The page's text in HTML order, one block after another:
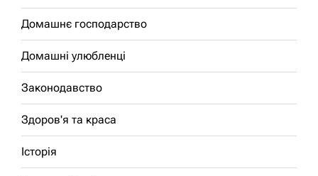
Домашнє господарство
Домашні улюбленці
Законодавство
Здоров'я та краса
Історія